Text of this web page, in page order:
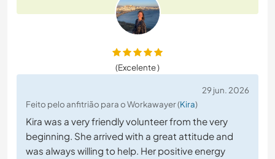
(Excelente )
29 jun. 2026
Feito pelo anfitrião para o Workawayer (Kira)
Kira was a very friendly volunteer from the very
beginning. She arrived with a great attitude and
was always willing to help. Her positive energy